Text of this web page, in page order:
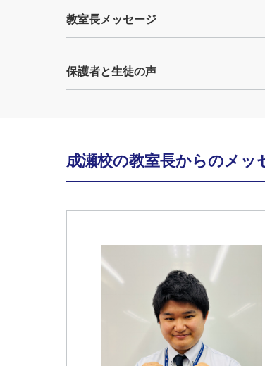
教室長メッセージ
保護者と生徒の声
成瀬校の教室長からのメッ